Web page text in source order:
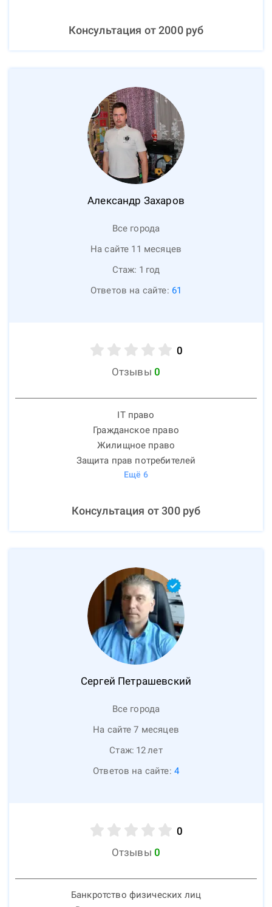
Консультация от2000руб
Александр Захаров
Все города
На сайте 11 месяцев
Стаж: 1 год
Ответов на сайте: 61
0
Отзывы 0
IT право
Гражданское право
Жилищное право
Защита прав потребителей
Ещё 6
Консультация от300руб
Сергей Петрашевский
Все города
На сайте 7 месяцев
Стаж: 12лет
Ответов на сайте: 4
0
Отзывы 0
Банкротство физических лиц